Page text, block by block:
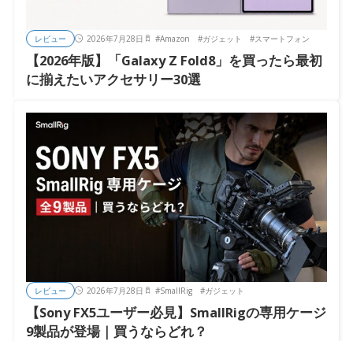
レビュー 2026年7月28日 #Amazon #ガジェット #スマートフォン
【2026年版】「Galaxy Z Fold8」を買ったら最初
に揃えたいアクセサリー30選
レビュー 2026年7月28日 #SmallRig #ガジェット
【Sony FX5ユーザー必見】SmallRigの専用ケージ
9製品が登場｜買うならどれ？